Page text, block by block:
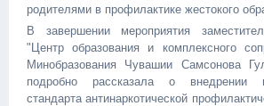
родителями в профилактике жестокого
В завершении мероприятия
"Центр образования и комплексного
Минобразования Чувашии Самсонова
подробно рассказала о внедрении
стандарта антинаркотической